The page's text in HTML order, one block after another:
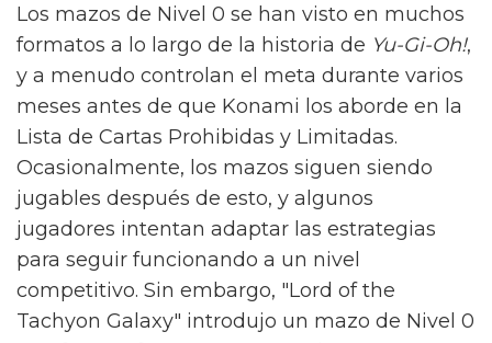
Los mazos de Nivel 0 se han visto en muchos
formatos a lo largo de la historia de Yu-Gi-Oh!,
y a menudo controlan el meta durante varios
meses antes de que Konami los aborde en la
Lista de Cartas Prohibidas y Limitadas.
Ocasionalmente, los mazos siguen siendo
jugables después de esto, y algunos
jugadores intentan adaptar las estrategias
para seguir funcionando a un nivel
competitivo. Sin embargo, "Lord of the
Tachyon Galaxy" introdujo un mazo de Nivel 0